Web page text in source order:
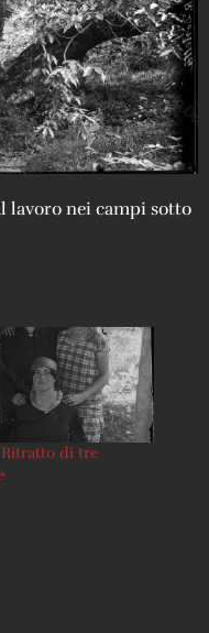
lavoro nei campi sotto
Ritratto di tre